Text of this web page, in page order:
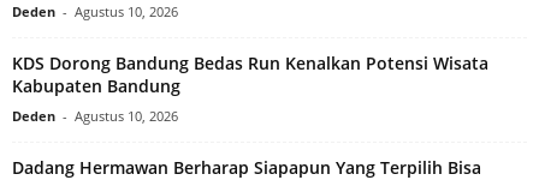
Deden - Agustus 10, 2026
KDS Dorong Bandung Bedas Run Kenalkan Potensi Wisata
Kabupaten Bandung
Deden - Agustus 10, 2026
Dadang Hermawan Berharap Siapapun Yang Terpilih Bisa